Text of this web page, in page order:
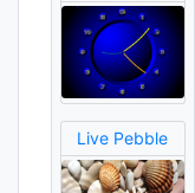
Live Pebble